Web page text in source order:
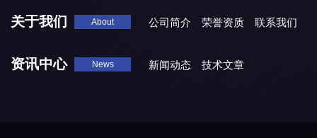
关于我们 About 公司简介 荣誉资质 联系我们
资讯中心 News 新闻动态 技术文章